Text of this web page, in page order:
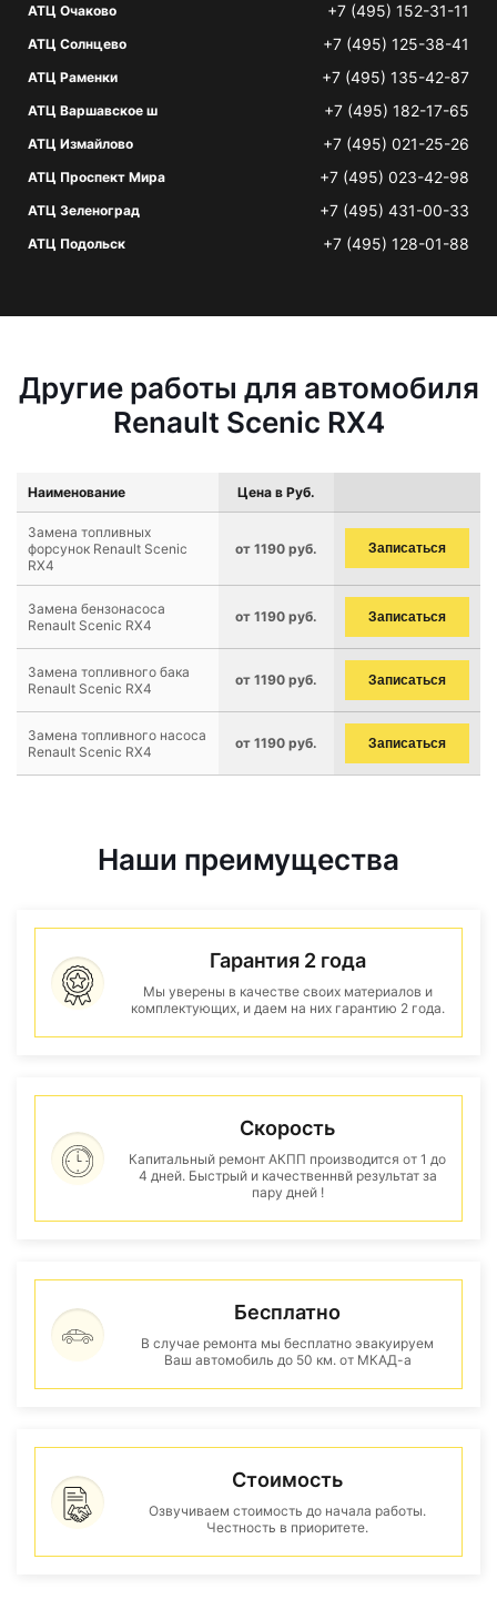
АТЦ Очаково +7 (495) 152-31-11
АТЦ Солнцево +7 (495) 125-38-41
АТЦ Раменки +7 (495) 135-42-87
АТЦ Варшавское ш +7 (495) 182-17-65
АТЦ Измайлово +7 (495) 021-25-26
АТЦ Проспект Мира +7 (495) 023-42-98
АТЦ Зеленоград +7 (495) 431-00-33
АТЦ Подольск +7 (495) 128-01-88
Другие работы для автомобиля
Renault Scenic RX4
Наименование Цена в Руб.
Замена топливных
форсунок Renault Scenic
RX4
от 1190 руб. Записаться
Замена бензонасоса
Renault Scenic RX4
от 1190 руб. Записаться
Замена топливного бака
Renault Scenic RX4
от 1190 руб. Записаться
Замена топливного насоса
Renault Scenic RX4
от 1190 руб. Записаться
Наши преимущества
Гарантия 2 года
Мы уверены в качестве своих материалов и
комплектующих, и даем на них гарантию 2 года.
Скорость
Капитальный ремонт АКПП производится от 1 до
4 дней. Быстрый и качественнвй результат за
пару дней !
Бесплатно
В случае ремонта мы бесплатно эвакуируем
Ваш автомобиль до 50 км. от МКАД-а
Стоимость
Озвучиваем стоимость до начала работы.
Честность в приоритете.